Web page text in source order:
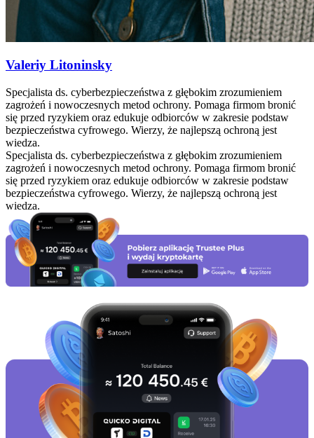
Valeriy Litoninsky
Specjalista ds. cyberbezpieczeństwa z głębokim zrozumieniem
zagrożeń i nowoczesnych metod ochrony. Pomaga firmom bronić
się przed ryzykiem oraz edukuje odbiorców w zakresie podstaw
bezpieczeństwa cyfrowego. Wierzy, że najlepszą ochroną jest
wiedza.
Specjalista ds. cyberbezpieczeństwa z głębokim zrozumieniem
zagrożeń i nowoczesnych metod ochrony. Pomaga firmom bronić
się przed ryzykiem oraz edukuje odbiorców w zakresie podstaw
bezpieczeństwa cyfrowego. Wierzy, że najlepszą ochroną jest
wiedza.